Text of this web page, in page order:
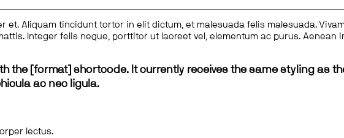
et. Aliquam tincidunt tortor in elit dictum, et malesuada felis malesuada.
Integer felis neque, porttitor ut laoreet vel, elementum ac purus. Aenean
the [format] shortcode. It currently receives the same styling as
ac nec ligula.
lectus.